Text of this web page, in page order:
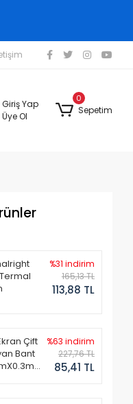
Giriş Yap
Üye Ol
0
Sepetim
%31 indirim
165,13 TL
113,88 TL
Çift
Bant
%63 indirim
227,76 TL
85,41 TL